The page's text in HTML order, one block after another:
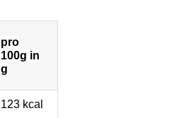
pro
100g in
g
123 kcal